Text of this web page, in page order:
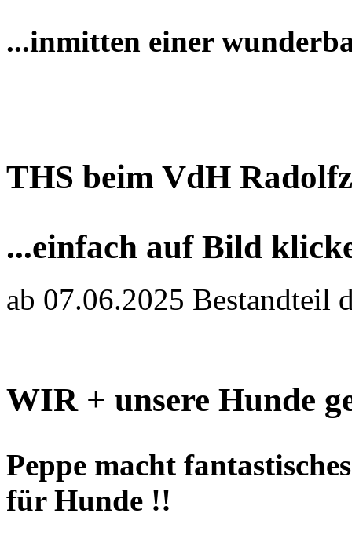
...inmitten einer
THS beim VdH
...einfach auf Bild
ab 07.06.2025 Bestandteil
WIR + unsere Hunde
Peppe macht
für Hunde !!